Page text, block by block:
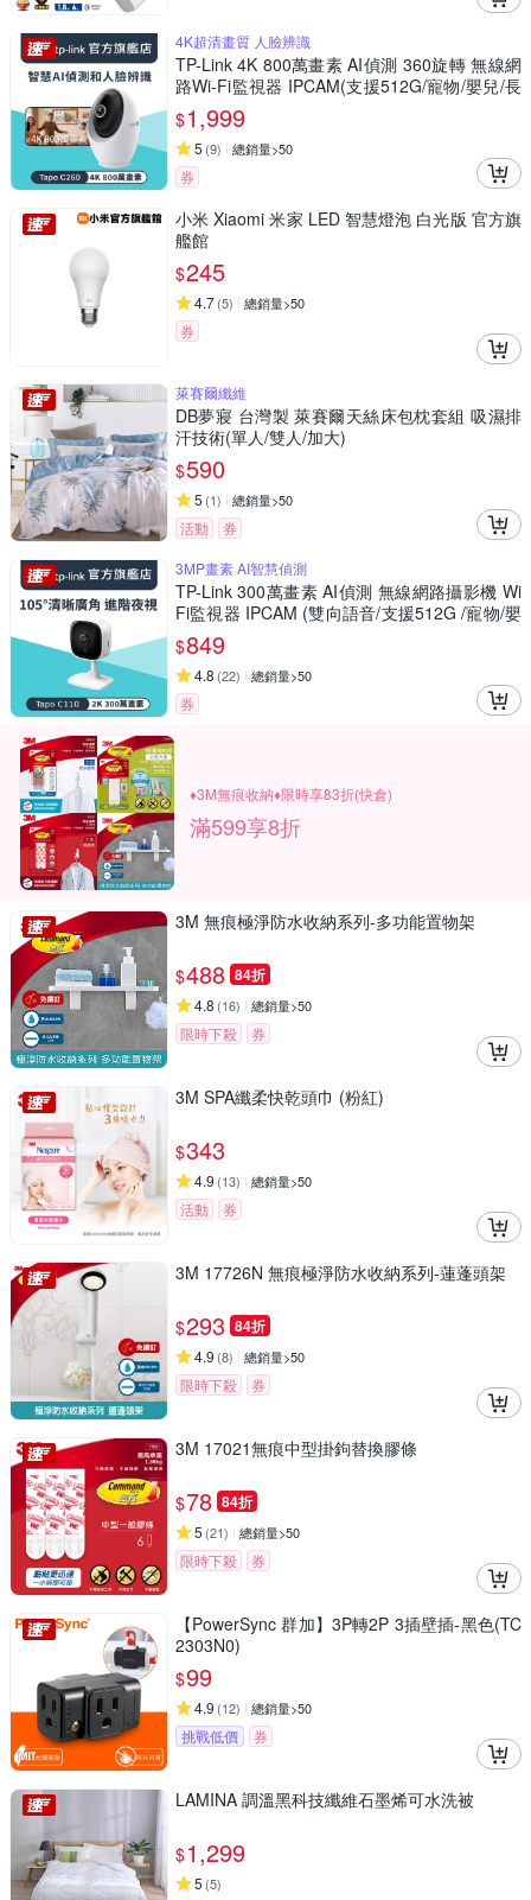
4K超清畫質 人臉辨識
TP-Link 4K 800萬畫素 AI偵測 360旋轉 無線網
路Wi-Fi監視器 IPCAM(支援512G/寵物/嬰兒/長
輩/Tapo C260)
$1,999
5 (9) 總銷量>50
券
小米 Xiaomi 米家 LED 智慧燈泡 白光版 官方旗
艦館
$245
4.7(5) 總銷量>50
券
萊賽爾纖維
DB夢寢 台灣製 萊賽爾天絲床包枕套組 吸濕排
汗技術(單人/雙人/加大)
$590
5 (1) 總銷量>50
活動
券
3MP畫素 AI智慧偵測
TP-Link 300萬畫素 AI偵測 無線網路攝影機 Wi
Fi監視器 IPCAM (雙向語音/支援512G /寵物/嬰
兒/長輩/Tapo C110
$849
4.8 (22) 總銷量>50
券
♦3M無痕收納♦限時享83折(快倉)
滿599享8折
3M 無痕極淨防水收納系列-多功能置物架
$488 84折
4.8 (16) 總銷量>50
限時下殺 券
3M SPA纖柔快乾頭巾 (粉紅)
$343
4.9 (13) 總銷量>50
活動 券
3M 17726N 無痕極淨防水收納系列-蓮蓬頭架
$293 84折
4.9 (8) 總銷量>50
限時下殺 券
3M 17021無痕中型掛鉤替換膠條
$78 84折
5 (21) 總銷量>50
限時下殺 券
【PowerSync 群加】3P轉2P 3插壁插-黑色(TC
2303N0)
$99
4.9 (12) 總銷量>50
挑戰低價 券
LAMINA 調溫黑科技纖維石墨烯可水洗被
$1,299
5 (5)